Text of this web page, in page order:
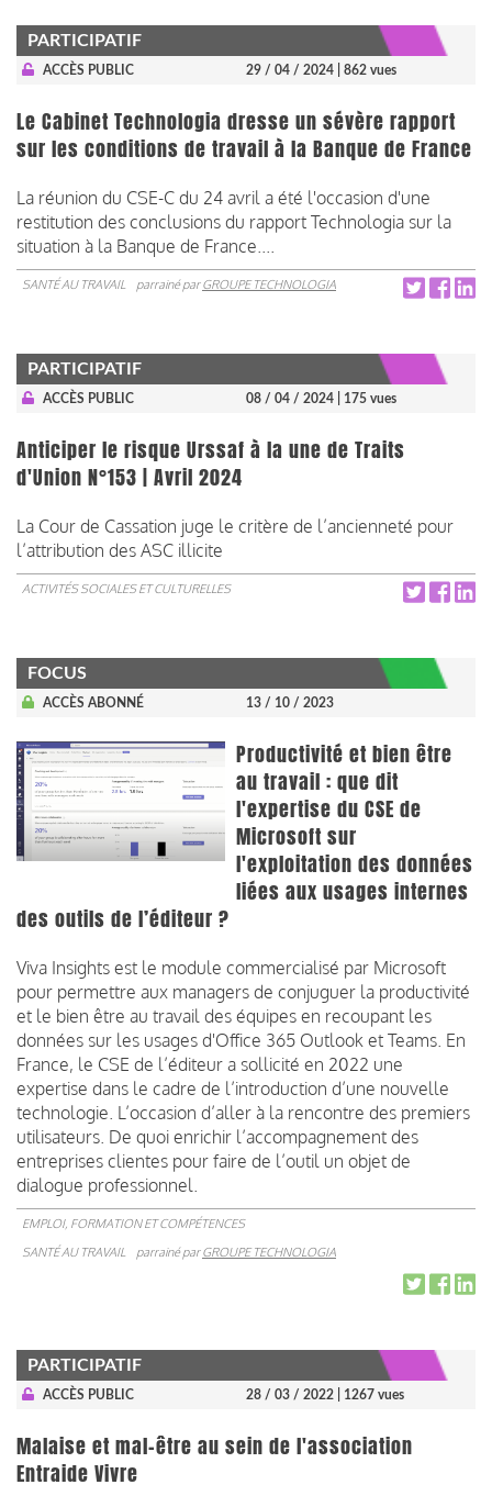
PARTICIPATIF
ACCÈS PUBLIC 29 / 04 / 2024 | 862 vues
Le Cabinet Technologia dresse un sévère rapport
sur les conditions de travail à la Banque de France
La réunion du CSE-C du 24 avril a été l'occasion d'une
restitution des conclusions du rapport Technologia sur la
situation à la Banque de France....
SANTÉ AU TRAVAIL parrainé parGROUPE TECHNOLOGIA
PARTICIPATIF
ACCÈS PUBLIC 08 / 04 / 2024 | 175 vues
Anticiper le risque Urssaf à la une de Traits
d'Union N°153 | Avril 2024
La Cour de Cassation juge le critère de l’ancienneté pour
l’attribution des ASC illicite
ACTIVITÉS SOCIALES ET CULTURELLES
FOCUS
ACCÈS ABONNÉ 13 / 10 / 2023
Productivité et bien être
au travail : que dit
l'expertise du CSE de
Microsoft sur
l'exploitation des données
liées aux usages internes
des outils de l’éditeur ?
Viva Insights est le module commercialisé par Microsoft
pour permettre aux managers de conjuguer la productivité
et le bien être au travail des équipes en recoupant les
données sur les usages d'Office 365 Outlook et Teams. En
France, le CSE de l’éditeur a sollicité en 2022 une
expertise dans le cadre de l’introduction d’une nouvelle
technologie. L’occasion d’aller à la rencontre des premiers
utilisateurs. De quoi enrichir l’accompagnement des
entreprises clientes pour faire de l’outil un objet de
dialogue professionnel.
EMPLOI, FORMATION ET COMPÉTENCES
SANTÉ AU TRAVAIL
parrainé parGROUPE TECHNOLOGIA
PARTICIPATIF
ACCÈS PUBLIC 28 / 03 / 2022 | 1267 vues
Malaise et mal-être au sein de l'association
Entraide Vivre